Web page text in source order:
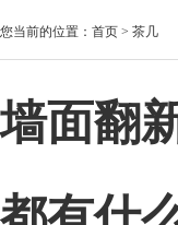
您当前的位置： 首页 > 茶几
墙面翻